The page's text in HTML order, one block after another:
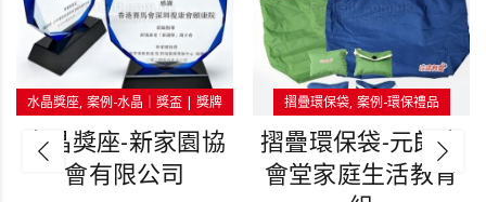
水晶獎座 案例-水晶｜獎盃 | 獎牌
水晶獎座-新家園協
會有限公司
摺疊環保袋 案例-環保禮品
摺疊環保袋-元朗大
會堂家庭生活教育